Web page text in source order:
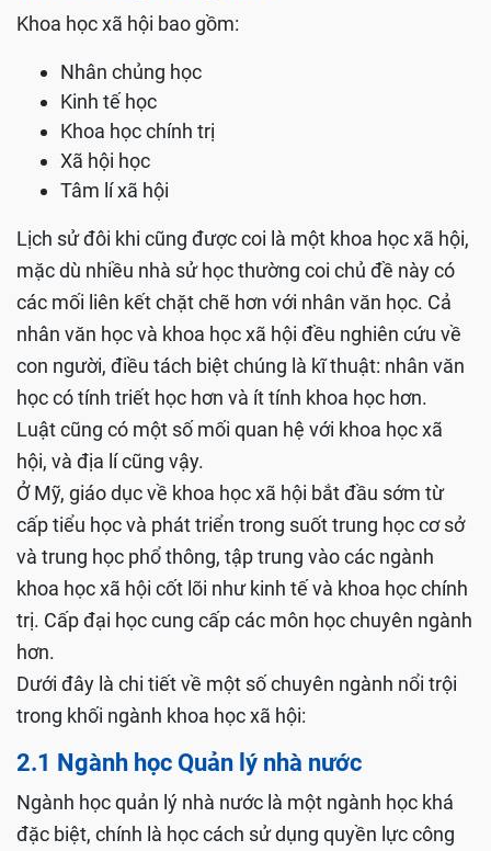
Khoa học xã hội bao gồm:
Nhân chủng học
Kinh tế học
Khoa học chính trị
Xã hội học
Tâm lí xã hội
Lịch sử đôi khi cũng được coi là một khoa học xã hội,
mặc dù nhiều nhà sử học thường coi chủ đề này có
các mối liên kết chặt chẽ hơn với nhân văn học. Cả
nhân văn học và khoa học xã hội đều nghiên cứu về
con người, điều tách biệt chúng là kĩ thuật: nhân văn
học có tính triết học hơn và ít tính khoa học hơn.
Luật cũng có một số mối quan hệ với khoa học xã
hội, và địa lí cũng vậy.
Ở Mỹ, giáo dục về khoa học xã hội bắt đầu sớm từ
cấp tiểu học và phát triển trong suốt trung học cơ sở
và trung học phổ thông, tập trung vào các ngành
khoa học xã hội cốt lõi như kinh tế và khoa học chính
trị. Cấp đại học cung cấp các môn học chuyên ngành
hơn.
Dưới đây là chi tiết về một số chuyên ngành nổi trội
trong khối ngành khoa học xã hội:
2.1 Ngành học Quản lý nhà nước
Ngành học quản lý nhà nước là một ngành học khá
đặc biệt, chính là học cách sử dụng quyền lực công